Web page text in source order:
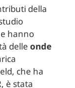
della
hanno
delle onde
che ha
è stata